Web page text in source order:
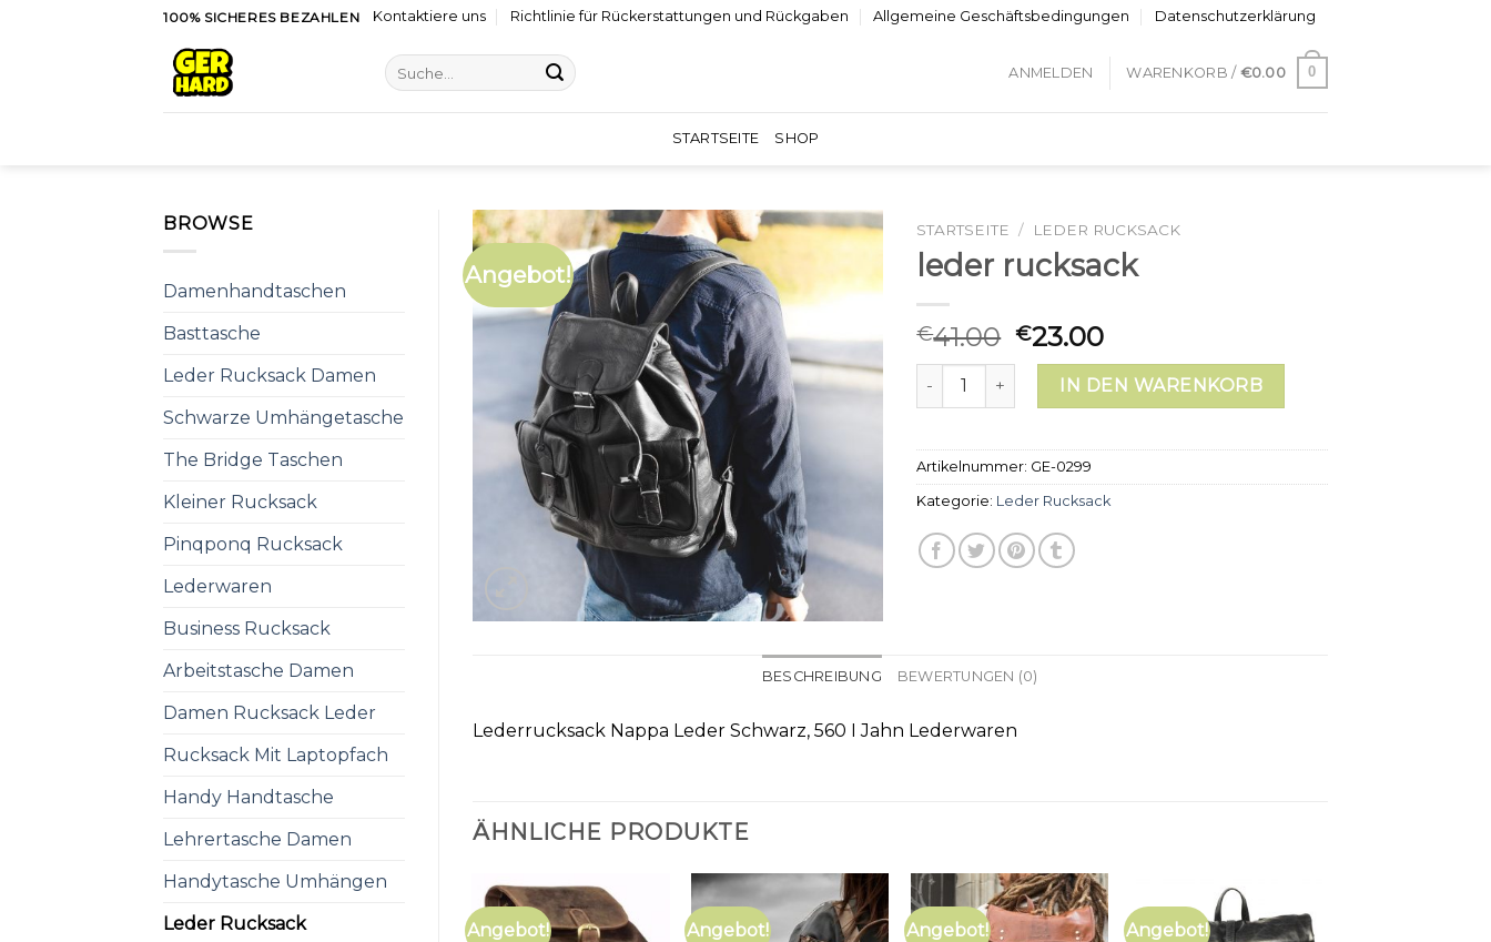
100% SICHERES BEZAHLEN Kontaktiere uns Richtlinie für Rückerstattungen und Rückgaben Allgemeine Geschäftsbedingungen Datenschutzerklärung
Suche
nach:
ANMELDEN WARENKORB / €0.00 0
STARTSEITE SHOP
BROWSE
Damenhandtaschen
Basttasche
Leder Rucksack Damen
Schwarze Umhängetasche
The Bridge Taschen
Kleiner Rucksack
Pinqponq Rucksack
Lederwaren
Business Rucksack
Arbeitstasche Damen
Damen Rucksack Leder
Rucksack Mit Laptopfach
Handy Handtasche
Lehrertasche Damen
Handytasche Umhängen
Leder Rucksack
Angebot!
STARTSEITE / LEDER RUCKSACK
leder rucksack
€41.00 €23.00
leder rucksack MengeIN DEN WARENKORB
Artikelnummer: GE-0299
Kategorie: Leder Rucksack
BESCHREIBUNG BEWERTUNGEN (0)
Lederrucksack Nappa Leder Schwarz, 560 I Jahn Lederwaren
ÄHNLICHE PRODUKTE
Angebot! Angebot! Angebot! Angebot!